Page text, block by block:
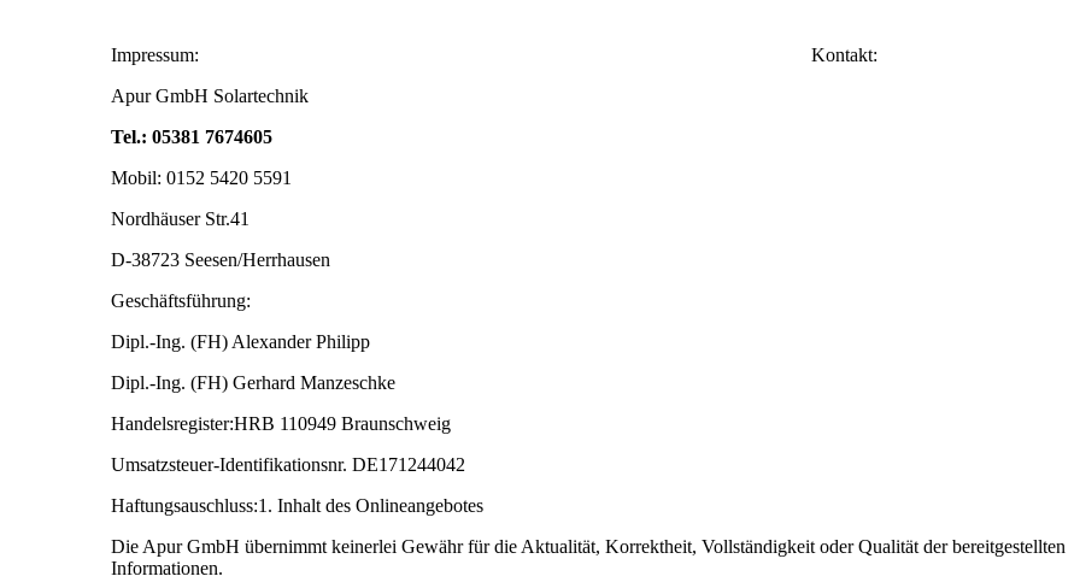
Impressum: Kontakt:
Apur GmbH Solartechnik
Tel.: 05381 7674605
Mobil: 0152 5420 5591
Nordhäuser Str.41
D-38723 Seesen/Herrhausen
Geschäftsführung:
Dipl.-Ing. (FH) Alexander Philipp
Dipl.-Ing. (FH) Gerhard Manzeschke
Handelsregister:HRB 110949 Braunschweig
Umsatzsteuer-Identifikationsnr. DE171244042
Haftungsauschluss:1. Inhalt des Onlineangebotes
Die Apur GmbH übernimmt keinerlei Gewähr für die Aktualität, Korrektheit, Vollständigkeit oder Qualität der bereitgestellten
Informationen.